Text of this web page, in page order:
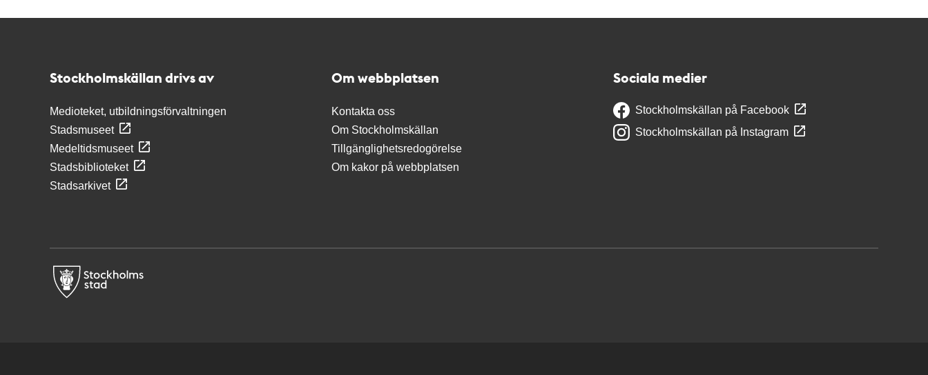
Stockholmskällan drivs av
Medioteket, utbildningsförvaltningen
Stadsmuseet
Medeltidsmuseet
Stadsbiblioteket
Stadsarkivet
Om webbplatsen
Kontakta oss
Om Stockholmskällan
Tillgänglighetsredogörelse
Om kakor på webbplatsen
Sociala medier
Stockholmskällan på Facebook
Stockholmskällan på Instagram